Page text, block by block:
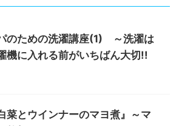
のための洗濯講座(1) ～洗濯は
機に入れる前がいちばん大切!!
菜とウインナーのマヨ煮』～マ